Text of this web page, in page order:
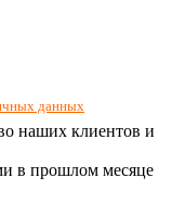
данных
наших клиентов и
в прошлом месяце